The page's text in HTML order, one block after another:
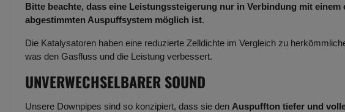
Bitte beachte, dass eine Leistungssteigerung nur in Verbindung mit einem
abgestimmten Auspuffsystem möglich ist.
Die Katalysatoren haben eine reduzierte Zelldichte im Vergleich zu
was den Gasfluss und die Leistung verbessert.
UNVERWECHSELBARER SOUND
Unsere Downpipes sind so konzipiert, dass sie den Auspuffton tiefer und